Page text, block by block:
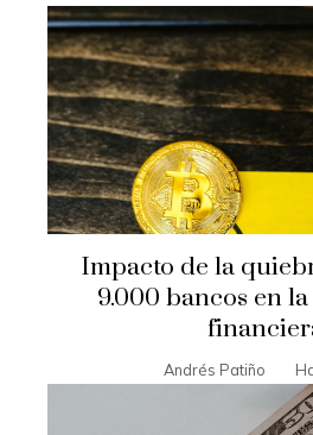
Impacto de la
9.000 bancos en
Andrés Patiño